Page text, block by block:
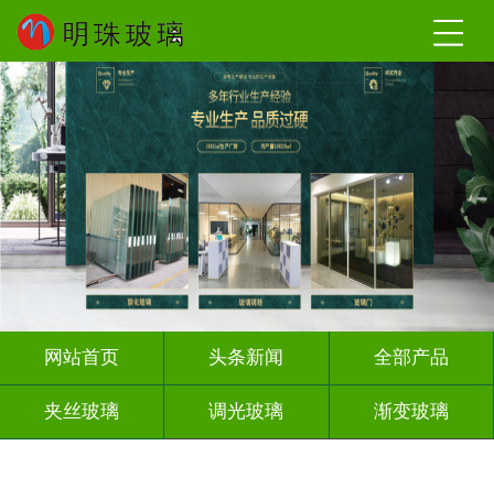
网站首页 头条新闻 全部产品
夹丝玻璃 调光玻璃 渐变玻璃